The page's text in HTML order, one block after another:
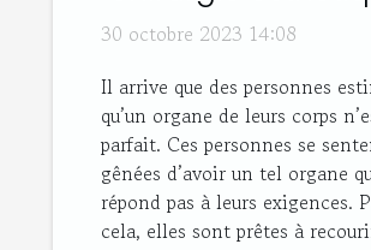
30 octobre 2023 14:08
Il arrive que des personnes
qu’un organe de leurs corps
parfait. Ces personnes se
gênées d’avoir un tel organe
répond pas à leurs exigences.
cela, elles sont prêtes à